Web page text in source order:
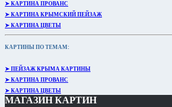
➤ КАРТИНА ПРОВАНС
➤ КАРТИНА КРЫМСКИЙ ПЕЙЗАЖ
➤ КАРТИНА ЦВЕТЫ
КАРТИНЫ ПО ТЕМАМ:
➤ ПЕЙЗАЖ КРЫМА КАРТИНЫ
➤ КАРТИНА ПРОВАНС
➤ КАРТИНА ЦВЕТЫ
МАГАЗИН КАРТИН